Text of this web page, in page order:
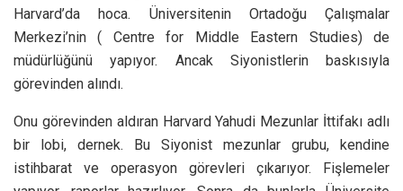
Harvard’da hoca. Üniversitenin Ortadoğu Çalışmalar
Merkezi’nin ( Centre for Middle Eastern Studies) de
müdürlüğünü yapıyor. Ancak Siyonistlerin baskısıyla
görevinden alındı.
Onu görevinden aldıran Harvard Yahudi Mezunlar İttifakı adlı
bir lobi, dernek. Bu Siyonist mezunlar grubu, kendine
istihbarat ve operasyon görevleri çıkarıyor. Fişlemeler